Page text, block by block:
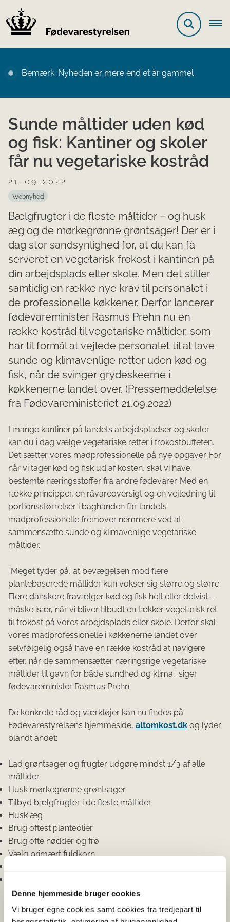
Denne hjemmeside bruger cookies
Vi bruger egne cookies samt cookies fra tredjepart til
Bemærk: Nyheden er mere end et år gammel
Sunde måltider uden kød
og fisk: Kantiner og skoler
får nu vegetariske kostråd
21-09-2022
Webnyhed
Bælgfrugter i de fleste måltider – og husk
æg og de mørkegrønne grøntsager! Der er i
dag stor sandsynlighed for, at du kan få
serveret en vegetarisk frokost i kantinen på
din arbejdsplads eller skole. Men det stiller
samtidig en række nye krav til personalet i
de professionelle køkkener. Derfor lancerer
fødevareminister Rasmus Prehn nu en
række kostråd til vegetariske måltider, som
har til formål at vejlede personalet til at lave
sunde og klimavenlige retter uden kød og
fisk, når de svinger grydeskeerne i
køkkenerne landet over. (Pressemeddelelse
fra Fødevareministeriet 21.09.2022)
​I mange kantiner på landets arbejdspladser og skoler
kan du i dag vælge vegetariske retter i frokostbuffeten.
Det sætter vores madprofessionelle på nye opgaver. For
når vi tager kød og fisk ud af kosten, skal vi have
bestemte næringsstoffer fra andre fødevarer. Med en
række principper, en råvareoversigt og en vejledning til
portionsstørrelser i baghånden får landets
madprofessionelle fremover nemmere ved at
sammensætte sunde og klimavenlige vegetariske
måltider.
”Meget tyder på, at bevægelsen mod flere
plantebaserede måltider kun vokser sig større og større.
Flere danskere fravælger kød og fisk helt eller delvist –
måske især, når vi bliver tilbudt en lækker vegetarisk ret
til frokost på vores arbejdsplads eller skole. Derfor skal
vores madprofessionelle i køkkenerne landet over
selvfølgelig også have en række kostråd at navigere
efter, når de sammensætter næringsrige vegetariske
måltider til gavn for både sundhed og klima,” siger
fødevareminister Rasmus Prehn.
De konkrete råd og værktøjer kan nu findes på
Fødevarestyrelsens hjemmeside, altomkost.dk og lyder
blandt andet:
Lad grøntsager og frugter udgøre mindst 1/3 af alle
måltider
Husk mørkegrønne grøntsager
Tilbyd bælgfrugter i de fleste måltider
Husk æg
Brug oftest planteolier
Brug ofte nødder og frø
Vælg primært fuldkorn
”Et generelt råd til tilberedning af vegetariske måltider er
at skrue op for bælgfrugter og æg, men f.eks. også frø.